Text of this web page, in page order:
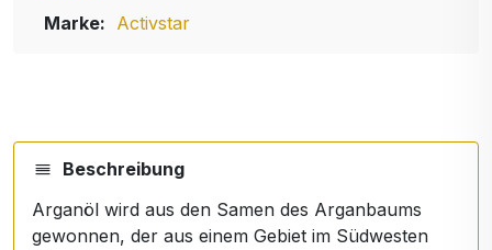
Marke: Activstar
Beschreibung
Arganöl wird aus den Samen des Arganbaums
gewonnen, der aus einem Gebiet im Südwesten